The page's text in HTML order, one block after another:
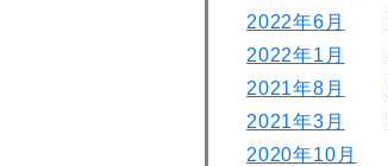
2022年6月
2022年1月
2021年8月
2021年3月
2020年10月